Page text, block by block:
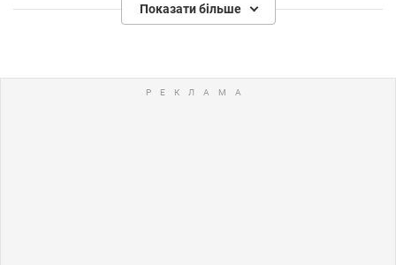
Показати більше